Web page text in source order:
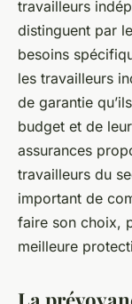
travailleurs
distinguent par
besoins
les travailleurs
de garantie
budget et de
assurances
travailleurs du
important de
faire son choix,
meilleure